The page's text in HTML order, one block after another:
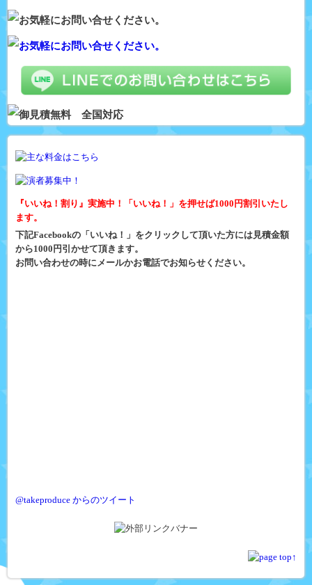
『いいね！割り』実施中！「いいね！」を押せば1000円割引いたし
ます。
下記Facebookの「いいね！」をクリックして頂いた方には見積金額
から1000円引かせて頂きます。
お問い合わせの時にメールかお電話でお知らせください。
@takeproduce からのツイート